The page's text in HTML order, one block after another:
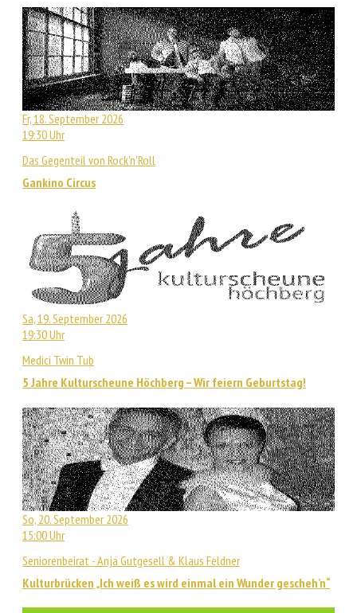
Fr, 18. September 2026
19:30 Uhr
Das Gegenteil von Rock'n'Roll
Gankino Circus
Sa, 19. September 2026
19:30 Uhr
Medici Twin Tub
5 Jahre Kulturscheune Höchberg – Wir feiern Geburtstag!
So, 20. September 2026
15:00 Uhr
Seniorenbeirat - Anja Gutgesell & Klaus Feldner
Kulturbrücken „Ich weiß es wird einmal ein Wunder gescheh’n“